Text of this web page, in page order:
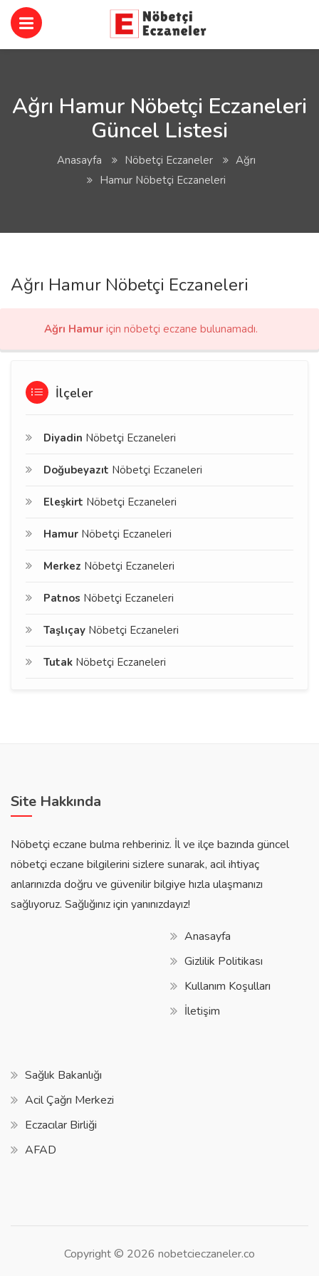
Ağrı Hamur Nöbetçi Eczaneleri
Güncel Listesi
Anasayfa Nöbetçi Eczaneler
Ağrı
Hamur Nöbetçi Eczaneleri
Ağrı Hamur Nöbetçi Eczaneleri
Ağrı Hamur için nöbetçi eczane bulunamadı.
İlçeler
Diyadin Nöbetçi Eczaneleri
Doğubeyazıt Nöbetçi Eczaneleri
Eleşkirt Nöbetçi Eczaneleri
Hamur Nöbetçi Eczaneleri
Merkez Nöbetçi Eczaneleri
Patnos Nöbetçi Eczaneleri
Taşlıçay Nöbetçi Eczaneleri
Tutak Nöbetçi Eczaneleri
Site Hakkında
Nöbetçi eczane bulma rehberiniz. İl ve ilçe bazında güncel
nöbetçi eczane bilgilerini sizlere sunarak, acil ihtiyaç
anlarınızda doğru ve güvenilir bilgiye hızla ulaşmanızı
sağlıyoruz. Sağlığınız için yanınızdayız!
Anasayfa
Gizlilik Politikası
Kullanım Koşulları
İletişim
Sağlık Bakanlığı
Acil Çağrı Merkezi
Eczacılar Birliği
AFAD
Copyright © 2026 nobetcieczaneler.co